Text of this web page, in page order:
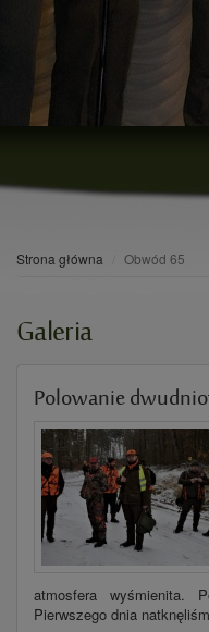
Strona główna Obwód 65
Galeria
Polowanie
atmosfera wyśmienita.
Pierwszego dnia